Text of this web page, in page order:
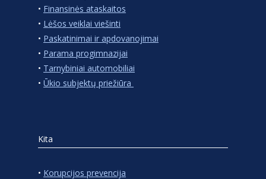
• Finansinės ataskaitos
• Lėšos veiklai viešinti
• Paskatinimai ir apdovanojimai
• Parama progimnazijai
• Tarnybiniai automobiliai
• Ūkio subjektų priežiūra
Kita
• Korupcijos prevencija